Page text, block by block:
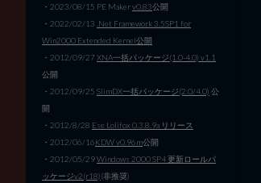
・2023/08/15 PE Makerv0.83公開
・2022/02/13 .Net Framework 3.5SP1 for
Win2000 Extended Kernel公開
・2012/09/27XNA一括パッケージ(1.0-4.0) v1.1
公開
・2012/09/25 SlimDX一括パッケージ(2.0/4.0) 公
開
・2012/8/28 Ese Lolifox 0.3.8.9a リリース
・2012/06/16KDW v0.96m公開
・2012/05/29Windows 2000 SP4 更新ロールパ
ッケージv2(r18)(非推奨)